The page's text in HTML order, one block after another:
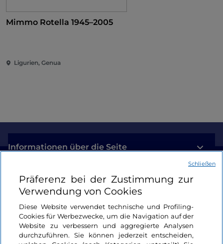
Mimmo Rotella 1945–2005
Ligurien, Genua
Informationen über die Seite
Nützliche Links
Login
Bleiben wir in Kontakt
Präferenz bei der Zustimmung zur
Verwendung von Cookies
Diese Website verwendet technische und Profiling-
Cookies für Werbezwecke, um die Navigation auf der
Website zu verbessern und aggregierte Analysen
durchzuführen. Sie können jederzeit entscheiden,
Schließen